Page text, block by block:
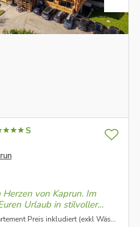
S
von Kaprun. Im
Urlaub in stilvoller
aus modernem Design
Preis inkludiert (exkl Wäscheset)